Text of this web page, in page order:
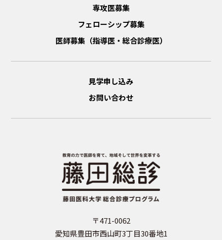
専攻医募集
フェローシップ募集
医師募集（指導医・総合診療医）
見学申し込み
お問い合わせ
〒471-0062
愛知県豊田市西山町3丁目30番地1